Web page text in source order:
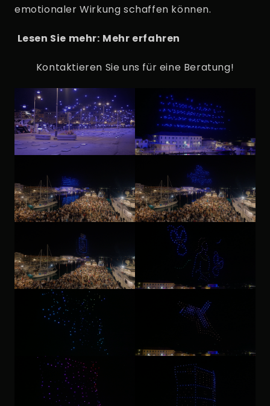
emotionaler Wirkung schaffen können.
Lesen Sie mehr: Mehr erfahren
Kontaktieren Sie uns für eine Beratung!